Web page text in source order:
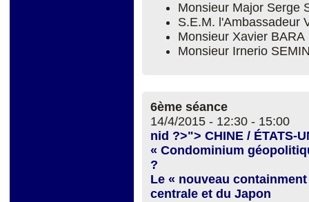
Monsieur Major Serge
S.E.M. l'Ambassadeur
Monsieur Xavier BARA
Monsieur Irnerio
6ème séance
14/4/2015 - 12:30 - 15:00
nid ?>"> CHINE / ÉTATS-
« Condominium
?
Le « nouveau
centrale et du Japon